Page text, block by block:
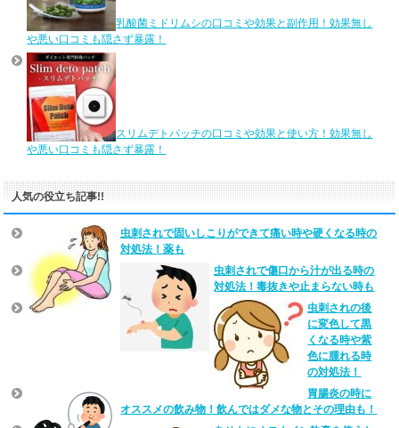
乳酸菌ミドリムシの口コミや効果と副作用！効果無し
や悪い口コミも隠さず暴露！
スリムデトパッチの口コミや効果と使い方！効果無し
や悪い口コミも隠さず暴露！
人気の役立ち記事!!
虫刺されで固いしこりができて痛い時や硬くなる時の
対処法！薬も
虫刺されで傷口から汁が出る時の
対処法！毒抜きや止まらない時も
虫刺されの後
に変色して黒
くなる時や紫
色に腫れる時
の対処法！
胃腸炎の時に
オススメの飲み物！飲んではダメな物とその理由も！